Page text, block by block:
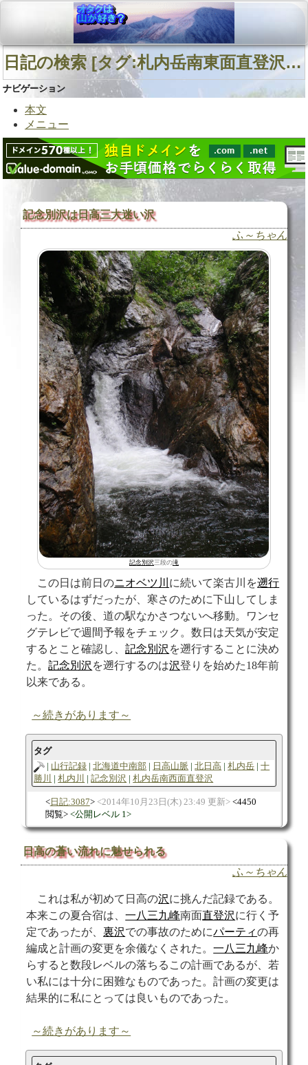
日記の検索 [タグ:札内岳南東面直登沢] 01～02(02件中)
ナビゲーション
本文
メニュー
記念別沢は日高三大迷い沢
ふ～ちゃん
記念別沢 三段の滝
この日は前日のニオベツ川 に続いて楽古川を遡行
しているはずだったが、寒さのために下山してしま
った。その後、道の駅なかさつないへ移動。ワンセ
グテレビで週間予報をチェック。数日は天気が安定
するとこと確認し、記念別沢 を遡行することに決め
た。記念別沢 を遡行するのは沢登りを始めた18年前
以来である。
～続きがあります～
タグ
山行記録
北海道中南部 日高山脈 北日高 札内岳
十
勝川
札内川 記念別沢 札内岳南西面直登沢
日記:3087 2014年10月23日(木) 23:49 更新
4450
閲覧
公開レベル 1
日高の蒼い流れに魅せられる
ふ～ちゃん
これは私が初めて日高の沢に挑んだ記録である。
本来この夏合宿は、一八三九峰南面直登沢に行く予
定であったが、裏沢での事故のためにパーティの再
編成と計画の変更を余儀なくされた。一八三九峰か
らすると数段レベルの落ちるこの計画であるが、若
い私には十分に困難なものであった。計画の変更は
結果的に私にとっては良いものであった。
～続きがあります～